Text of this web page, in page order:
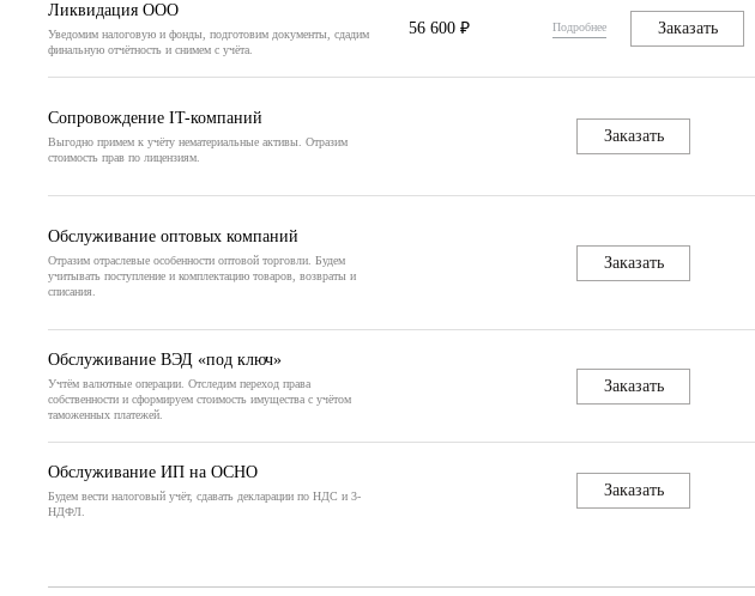
Ликвидация ООО
Уведомим налоговую и фонды, подготовим документы, сдадим
финальную отчётность и снимем с учёта.
56 600 ₽ Подробнее Заказать
Сопровождение IT-компаний
Выгодно примем к учёту нематериальные активы. Отразим
стоимость прав по лицензиям.
Заказать
Обслуживание оптовых компаний
Отразим отраслевые особенности оптовой торговли. Будем
учитывать поступление и комплектацию товаров, возвраты и
списания.
Заказать
Обслуживание ВЭД «под ключ»
Учтём валютные операции. Отследим переход права
собственности и сформируем стоимость имущества с учётом
таможенных платежей.
Заказать
Обслуживание ИП на ОСНО
Будем вести налоговый учёт, сдавать декларации по НДС и 3-
НДФЛ.
Заказать